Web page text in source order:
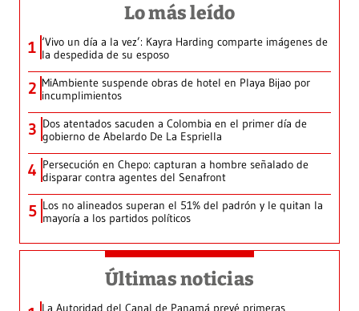
Lo más leído
1 ‘Vivo un día a la vez’: Kayra Harding comparte imágenes de
la despedida de su esposo
2 MiAmbiente suspende obras de hotel en Playa Bijao por
incumplimientos
3 Dos atentados sacuden a Colombia en el primer día de
gobierno de Abelardo De La Espriella
4 Persecución en Chepo: capturan a hombre señalado de
disparar contra agentes del Senafront
5 Los no alineados superan el 51% del padrón y le quitan la
mayoría a los partidos políticos
Últimas noticias
La Autoridad del Canal de Panamá prevé primeras